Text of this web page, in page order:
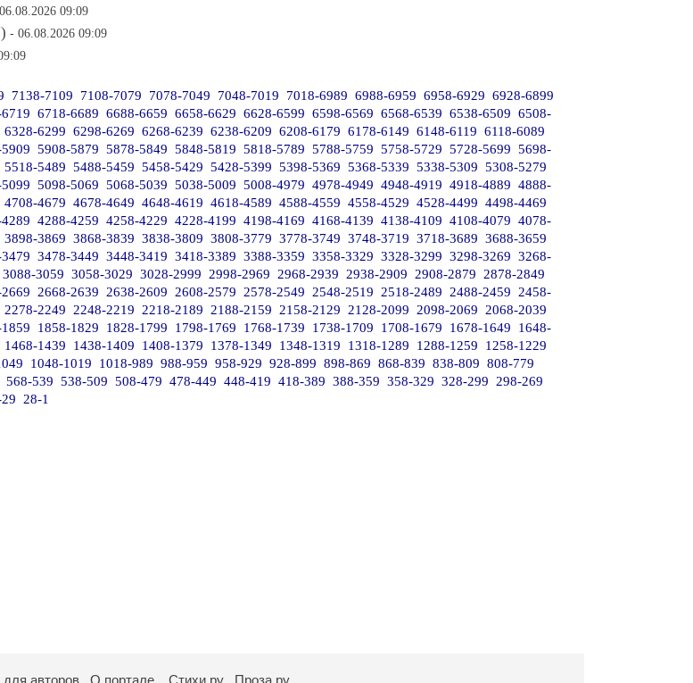
09:09
) - 06.08.2026 09:09
7138-7109 7108-7079 7078-7049 7048-7019 7018-6989 6988-6959 6958-6929 6928-6899
6718-6689 6688-6659 6658-6629 6628-6599 6598-6569 6568-6539 6538-6509 6508-
6328-6299 6298-6269 6268-6239 6238-6209 6208-6179 6178-6149 6148-6119 6118-6089
5908-5879 5878-5849 5848-5819 5818-5789 5788-5759 5758-5729 5728-5699 5698-
5518-5489 5488-5459 5458-5429 5428-5399 5398-5369 5368-5339 5338-5309 5308-5279
5098-5069 5068-5039 5038-5009 5008-4979 4978-4949 4948-4919 4918-4889 4888-
4708-4679 4678-4649 4648-4619 4618-4589 4588-4559 4558-4529 4528-4499 4498-4469
4288-4259 4258-4229 4228-4199 4198-4169 4168-4139 4138-4109 4108-4079 4078-
3898-3869 3868-3839 3838-3809 3808-3779 3778-3749 3748-3719 3718-3689 3688-3659
3478-3449 3448-3419 3418-3389 3388-3359 3358-3329 3328-3299 3298-3269 3268-
3088-3059 3058-3029 3028-2999 2998-2969 2968-2939 2938-2909 2908-2879
2878-2849
2668-2639 2638-2609 2608-2579 2578-2549 2548-2519 2518-2489 2488-2459
2458-
2278-2249 2248-2219 2218-2189 2188-2159 2158-2129 2128-2099 2098-2069
2068-2039
1858-1829 1828-1799 1798-1769 1768-1739 1738-1709 1708-1679 1678-1649
1648-
1468-1439 1438-1409 1408-1379 1378-1349 1348-1319 1318-1289 1288-1259
1258-1229
1048-1019 1018-989 988-959 958-929 928-899 898-869 868-839 838-809 808-779
568-539 538-509 508-479 478-449 448-419 418-389 388-359 358-329 328-299
298-269
28-1
авторов О портале Стихи.ру Проза.ру